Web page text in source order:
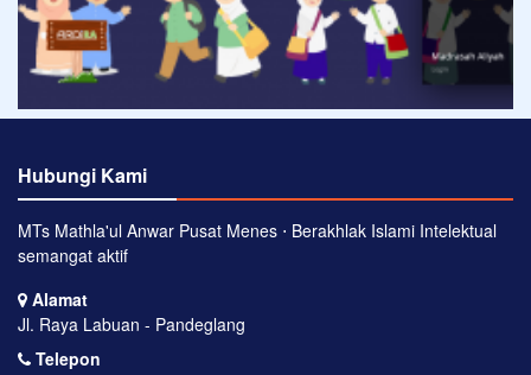
Hubungi Kami
MTs Mathla'ul Anwar Pusat Menes ⋅ Berakhlak Islami Intelektual
semangat aktif
Alamat
Jl. Raya Labuan - Pandeglang
Telepon